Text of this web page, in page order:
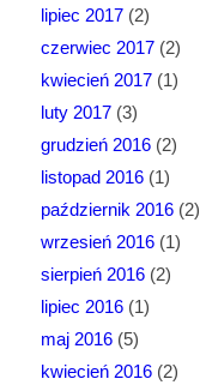
lipiec 2017(2)
czerwiec 2017(2)
kwiecień 2017(1)
luty 2017(3)
grudzień 2016(2)
listopad 2016(1)
październik 2016(2)
wrzesień 2016(1)
sierpień 2016(2)
lipiec 2016(1)
maj 2016(5)
kwiecień 2016(2)